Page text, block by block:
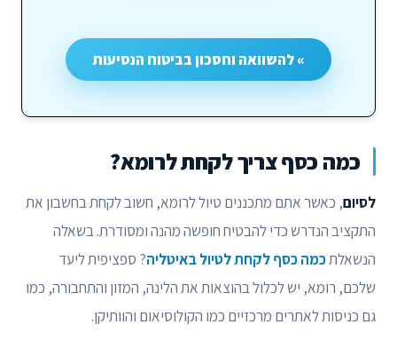
» להשוואה וחסכון בביטוח הנסיעות
כמה כסף צריך לקחת לרומא?
לסיום, כאשר אתם מתכננים טיול לרומא, חשוב לקחת בחשבון את
התקציב הנדרש כדי להבטיח חופשה מהנה ומסודרת. בשאלה
הנשאלתכמה כסף לקחת לטיול באיטליה? ספציפית ליעד
שלכם, רומא, יש לכלול בהוצאות את הלינה, המזון והתחבורה, כמו
גם כניסות לאתרים מרכזיים כמו הקולוסיאום והוותיקן.